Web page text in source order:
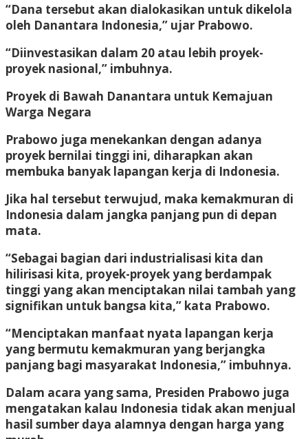
“Dana tersebut akan dialokasikan untuk dikelola
oleh Danantara Indonesia,” ujar Prabowo.
“Diinvestasikan dalam 20 atau lebih proyek-
proyek nasional,” imbuhnya.
Proyek di Bawah Danantara untuk Kemajuan
Warga Negara
Prabowo juga menekankan dengan adanya
proyek bernilai tinggi ini, diharapkan akan
membuka banyak lapangan kerja di Indonesia.
Jika hal tersebut terwujud, maka kemakmuran di
Indonesia dalam jangka panjang pun di depan
mata.
“Sebagai bagian dari industrialisasi kita dan
hilirisasi kita, proyek-proyek yang berdampak
tinggi yang akan menciptakan nilai tambah yang
signifikan untuk bangsa kita,” kata Prabowo.
“Menciptakan manfaat nyata lapangan kerja
yang bermutu kemakmuran yang berjangka
panjang bagi masyarakat Indonesia,” imbuhnya.
Dalam acara yang sama, Presiden Prabowo juga
mengatakan kalau Indonesia tidak akan menjual
hasil sumber daya alamnya dengan harga yang